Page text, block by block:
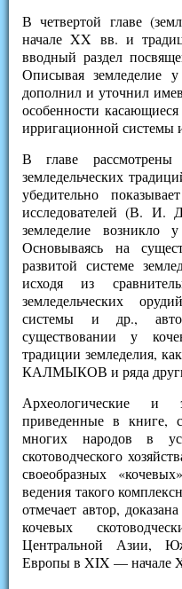
В четвертой главе
начале XX вв. и
вводный раздел
Описывая земледелие
дополнил и уточнил
особенности касающиеся
ирригационной системы
В главе рассмотрены
земледельческих
убедительно
исследователей (В. И.
земледелие
Основываясь на
развитой системе
исходя из
земледельческих
системы и др.,
существовании у
традиции земледелия,
КАЛМЫКОВ и ряда
Археологические и
приведенные в книге,
многих народов в
скотоводческого
своеобразных
ведения такого
отмечает автор,
кочевых
Центральной Азии,
Европы в XIX — начале